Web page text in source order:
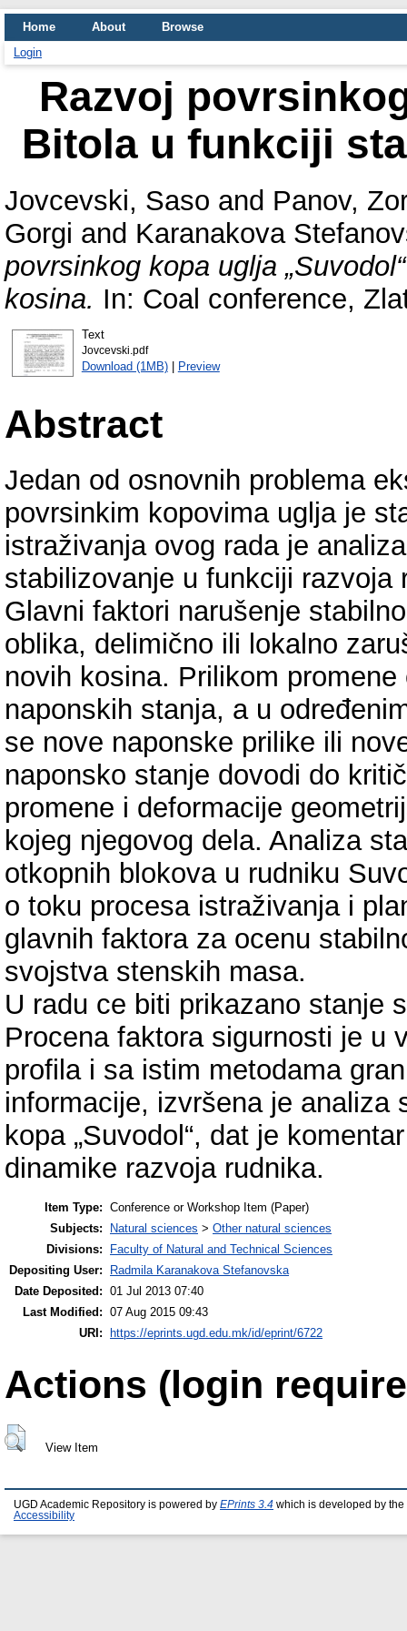
Home About
Browse
Login
Razvoj
Bitola u funkciji
Jovcevski, Saso and Panov,
Gorgi and Karanakova
povrsinkog kopa uglja
kosina. In: Coal conference,
Text
Jovcevski.pdf
Download (1MB)| Preview
Abstract
Jedan od osnovnih problema
povrsinkim kopovima uglja je
istraživanja ovog rada je
stabilizovanje u funkciji razvoja
Glavni faktori narušenje
oblika, delimično ili lokalno
novih kosina. Prilikom
naponskih stanja, a u
se nove naponske prilike ili
naponsko stanje dovodi do
promene i deformacije
kojeg njegovog dela. Analiza
otkopnih blokova u rudniku
o toku procesa istraživanja i
glavnih faktora za ocenu
svojstva stenskih masa.
U radu ce biti prikazano stanje
Procena faktora sigurnosti je u
profila i sa istim metodama
informacije, izvršena je analiza
kopa „Suvodol“, dat je
dinamike razvoja rudnika.
Item Type: Conference or Workshop Item (Paper)
Subjects:
Natural sciences > Other natural sciences
Divisions:
Faculty of Natural and Technical Sciences
Depositing User:
Radmila Karanakova Stefanovska
Date Deposited: 01 Jul 2013 07:40
Last Modified: 07 Aug 2015 09:43
URI:
https://eprints.ugd.edu.mk/id/eprint/6722
Actions (login
View Item
UGD Academic Repository is powered by EPrints 3.4 which is developed by the
Accessibility